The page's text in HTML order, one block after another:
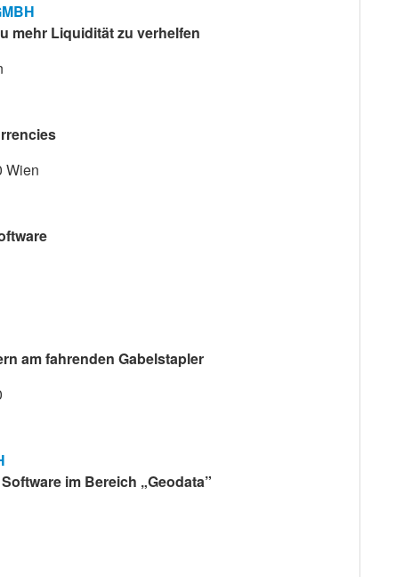
mehr Liquidität zu verhelfen
Wien
am fahrenden Gabelstapler
im Bereich „Geodata”